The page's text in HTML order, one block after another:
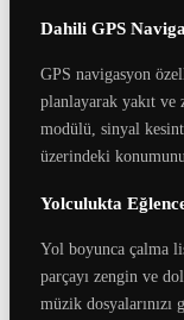
Dahili GPS
GPS navigasyon
planlayarak yakıt ve
modülü, sinyal
üzerindeki
Yolculukta
Yol boyunca çalma
parçayı zengin ve
müzik dosyalarınızı